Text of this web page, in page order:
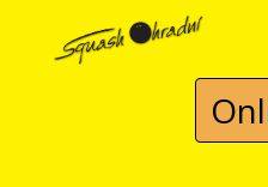
Přeskočit na obsah